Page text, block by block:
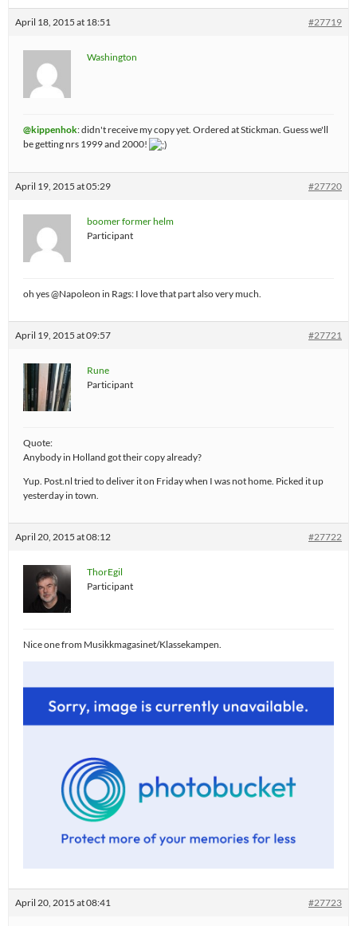
April 18, 2015 at 18:51 #27719
Washington
@kippenhok: didn't receive my copy yet. Ordered at Stickman. Guess we'll
be getting nrs 1999 and 2000!
April 19, 2015 at 05:29 #27720
boomer former helm
Participant
oh yes @Napoleon in Rags: I love that part also very much.
April 19, 2015 at 09:57 #27721
Rune
Participant
Quote:
Anybody in Holland got their copy already?
Yup. Post.nl tried to deliver it on Friday when I was not home. Picked it up
yesterday in town.
April 20, 2015 at 08:12 #27722
ThorEgil
Participant
Nice one from Musikkmagasinet/Klassekampen.
April 20, 2015 at 08:41 #27723